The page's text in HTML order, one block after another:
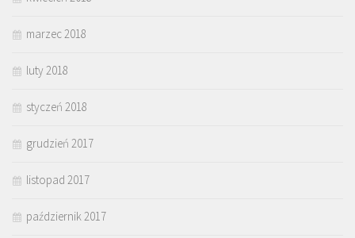
marzec 2018
luty 2018
styczeń 2018
grudzień 2017
listopad 2017
październik 2017